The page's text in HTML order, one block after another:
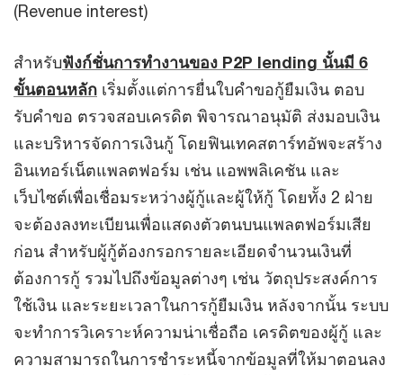
(Revenue interest)
สำหรับฟังก์ชั่นการทำงานของ P2P lending นั้นมี 6
ขั้นตอนหลัก เริ่มตั้งแต่การยื่นใบคำขอกู้ยืมเงิน ตอบ
รับคำขอ ตรวจสอบเครดิต พิจารณาอนุมัติ ส่งมอบเงิน
และบริหารจัดการเงินกู้ โดยฟินเทคสตาร์ทอัพจะสร้าง
อินเทอร์เน็ตแพลตฟอร์ม เช่น แอพพลิเคชัน และ
เว็บไซต์เพื่อเชื่อมระหว่างผู้กู้และผู้ให้กู้ โดยทั้ง 2 ฝ่าย
จะต้องลงทะเบียนเพื่อแสดงตัวตนบนแพลตฟอร์มเสีย
ก่อน สำหรับผู้กู้ต้องกรอกรายละเอียดจำนวนเงินที่
ต้องการกู้ รวมไปถึงข้อมูลต่างๆ เช่น วัตถุประสงค์การ
ใช้เงิน และระยะเวลาในการกู้ยืมเงิน หลังจากนั้น ระบบ
จะทำการวิเคราะห์ความน่าเชื่อถือ เครดิตของผู้กู้ และ
ความสามารถในการชำระหนี้จากข้อมูลที่ให้มาตอนลง